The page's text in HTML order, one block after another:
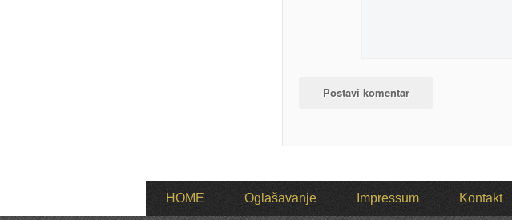
HOME Oglašavanje Impressum Kontakt